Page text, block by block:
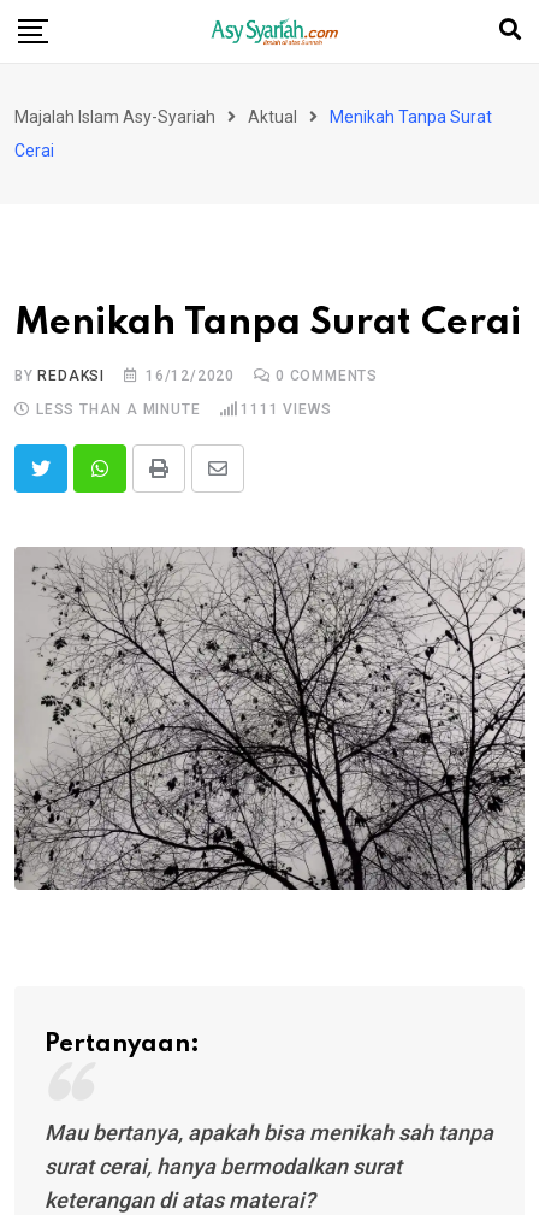
Skip
Majalah Islam Asy-Syariah Aktual
Menikah Tanpa Surat
Cerai
Menikah Tanpa Surat Cerai
BYREDAKSI 16/12/2020 0 COMMENTS
LESS THAN A MINUTE
1111 VIEWS
Print
Share
Email
Pertanyaan:
Mau bertanya, apakah bisa menikah sah tanpa
surat cerai, hanya bermodalkan surat
keterangan di atas materai?